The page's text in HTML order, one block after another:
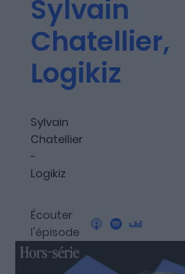
Découvrez Fundora,
et en dette privée.
Sylvain
Chatellier,
Logikiz
Sylvain
Chatellier
-
Logikiz
Écouter
l'épisode